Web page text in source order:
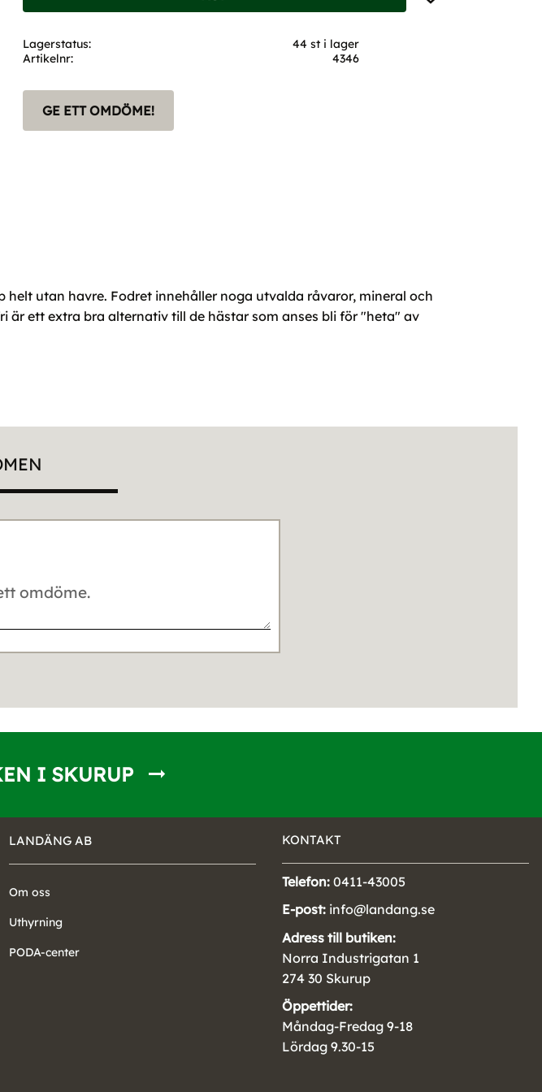
Lagerstatus
44 st i lager
Artikelnr
4346
GE ETT OMDÖME!
utan havre. Fodret innehåller noga utvalda råvaror, mineral och
är ett extra bra alternativ till de hästar som anses bli för "heta" av
I SKURUP
LANDÄNG AB
Om oss
Uthyrning
PODA-center
KONTAKT
Telefon: 0411-43005
E-post: info@landang.se
Adress till butiken:
Norra Industrigatan 1
274 30 Skurup
Öppettider:
Måndag-Fredag 9-18
Lördag 9.30-15